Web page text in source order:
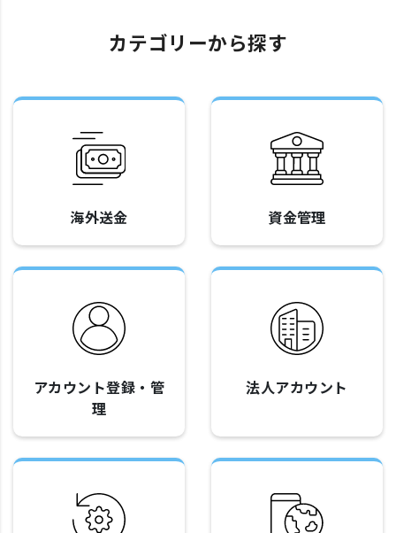
カテゴリーから探す
海外送金 資金管理
アカウント登録・管
理
法人アカウント